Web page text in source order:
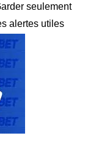
seulement
alertes utiles